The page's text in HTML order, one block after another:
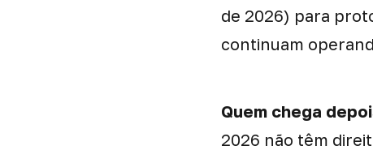
de 2026) para
continuam
Quem chega
2026 não têm